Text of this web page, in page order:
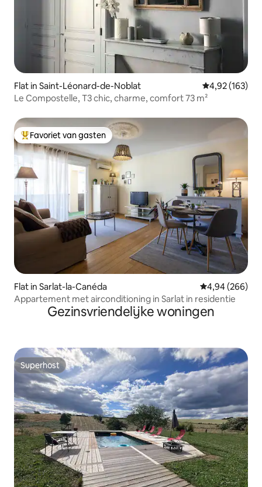
Flat in Saint-Léonard-de-Noblat Gemiddelde
4,92 (163)
Le Compostelle, T3 chic, charme, comfort 73 m²
Topfavoriet van gasten
Favoriet van gasten
Flat in Sarlat-la-Canéda Gemiddelde
4,94 (266)
Appartement met airconditioning in Sarlat in residentie
Gezinsvriendelijke woningen
Superhost
Superhost